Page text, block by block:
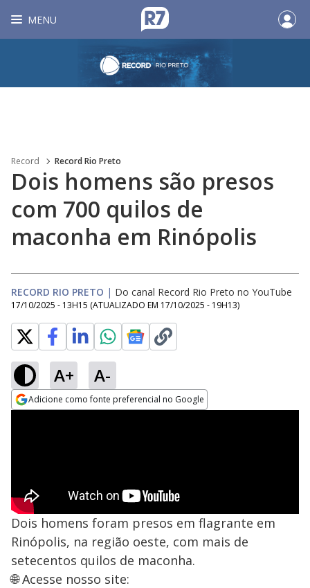
MENU
Record Record Rio Preto
Dois homens são presos
com 700 quilos de
maconha em Rinópolis
RECORD RIO PRETO | Do canal Record Rio Preto no YouTube
17/10/2025 - 13H15 (ATUALIZADO EM 17/10/2025 - 19H13)
A+ A-
Adicione como fonte preferencial no Google
Dois homens foram presos em flagrante em
Rinópolis, na região oeste, com mais de
setecentos quilos de maconha.
🌐 Acesse nosso site: